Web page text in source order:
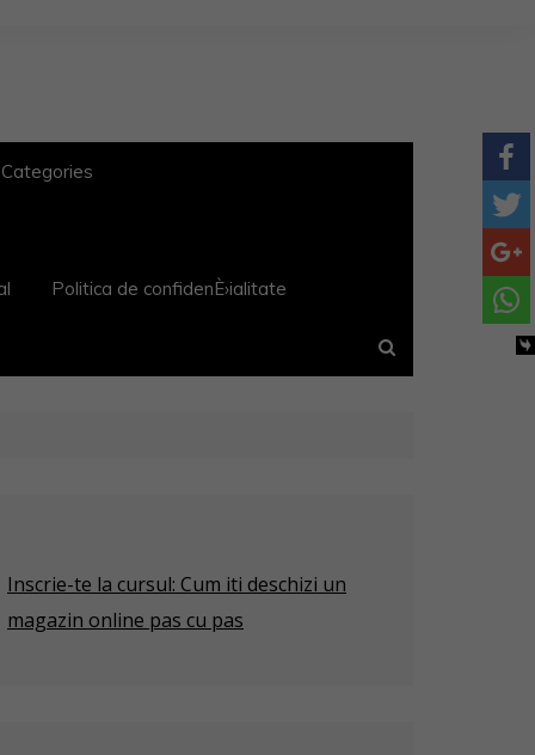
Politica de confidenÈ›ialitate
Inscrie-te la cursul: Cum iti deschizi un
magazin online pas cu pas